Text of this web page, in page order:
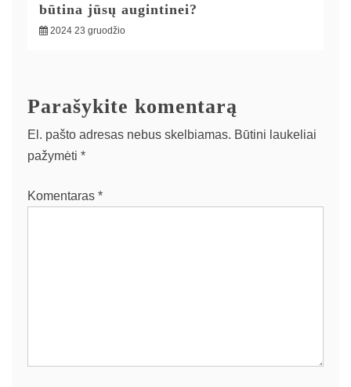
būtina jūsų augintinei?
2024 23 gruodžio
Parašykite komentarą
El. pašto adresas nebus skelbiamas. Būtini laukeliai
pažymėti *
Komentaras *